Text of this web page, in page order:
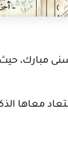
مبارك،
معاها